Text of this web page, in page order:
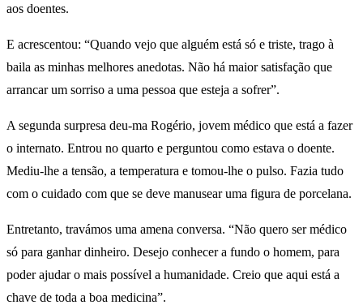
aos doentes.
E acrescentou: “Quando vejo que alguém está só e triste, trago à
baila as minhas melhores anedotas. Não há maior satisfação que
arrancar um sorriso a uma pessoa que esteja a sofrer”.
A segunda surpresa deu-ma Rogério, jovem médico que está a fazer
o internato. Entrou no quarto e perguntou como estava o doente.
Mediu-lhe a tensão, a temperatura e tomou-lhe o pulso. Fazia tudo
com o cuidado com que se deve manusear uma figura de porcelana.
Entretanto, travámos uma amena conversa. “Não quero ser médico
só para ganhar dinheiro. Desejo conhecer a fundo o homem, para
poder ajudar o mais possível a humanidade. Creio que aqui está a
chave de toda a boa medicina”.